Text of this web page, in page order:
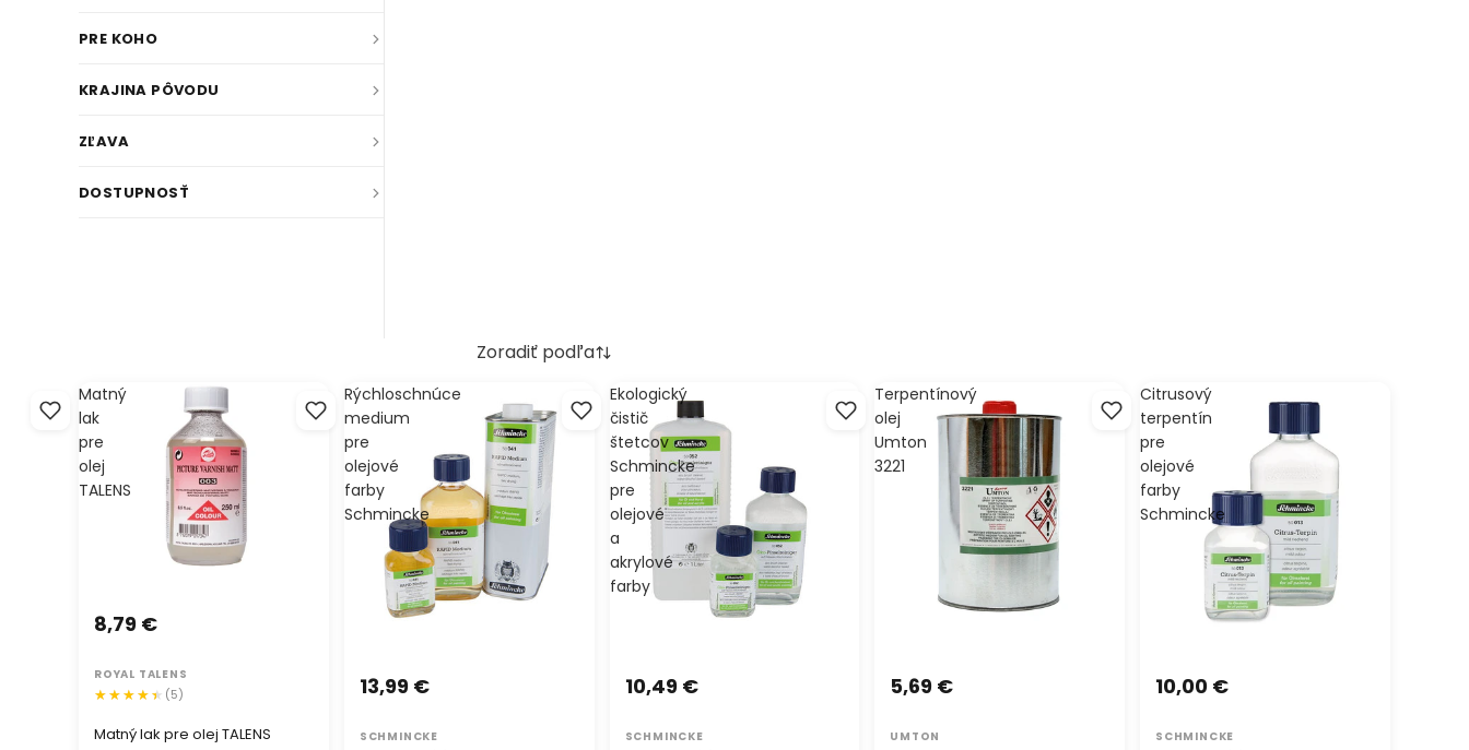
Zoradiť podľa
Matný
lak
pre
olej
TALENS
Matný lak pre olej TALENS
8,79 €
ROYAL TALENS
(5)
Rýchloschnúce
medium
pre
olejové
farby
Schmincke
13,99 €
SCHMINCKE
Ekologický
čistič
štetcov
Schmincke
pre
olejové
a
akrylové
farby
10,49 €
SCHMINCKE
Terpentínový
olej
Umton
3221
5,69 €
UMTON
Citrusový
terpentín
pre
olejové
farby
Schmincke
10,00 €
SCHMINCKE